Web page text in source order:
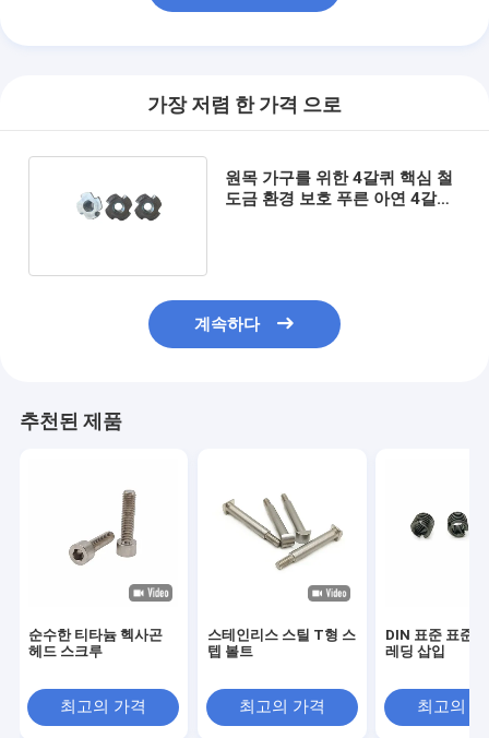
가장 저렴 한 가격 으로
원목 가구를 위한 4갈퀴 핵심 철
도금 환경 보호 푸른 아연 4갈퀴
계속하다
추천된 제품
순수한 티타늄 헥사곤
헤드 스크루
최고의 가격
스테인리스 스틸 T형 스
텝 볼트
최고의 가격
DIN 표준 표준
레딩 삽입
최고의